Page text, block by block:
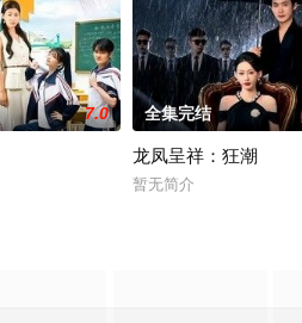
7.0 全集完结
龙凤呈祥：狂潮
暂无简介